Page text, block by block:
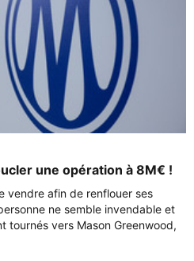
une opération à 8M€ !
vendre afin de renflouer ses
ne semble invendable et
tournés vers Mason Greenwood,